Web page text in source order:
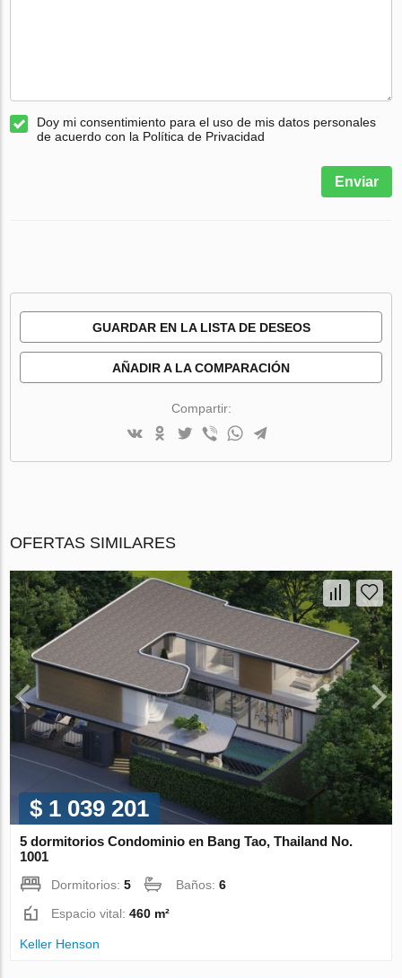
Doy mi consentimiento para el uso de mis datos personales
de acuerdo con la Política de Privacidad
Enviar
GUARDAR EN LA LISTA DE DESEOS
AÑADIR A LA COMPARACIÓN
Compartir:
OFERTAS SIMILARES
$ 1 039 201
5 dormitorios Condominio en Bang Tao, Thailand No.
1001
Dormitorios:5 Baños:6
Espacio vital:460 m²
Keller Henson